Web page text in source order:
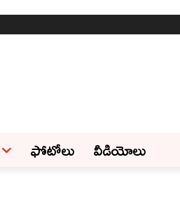
ఫోటోలు వీడియోలు